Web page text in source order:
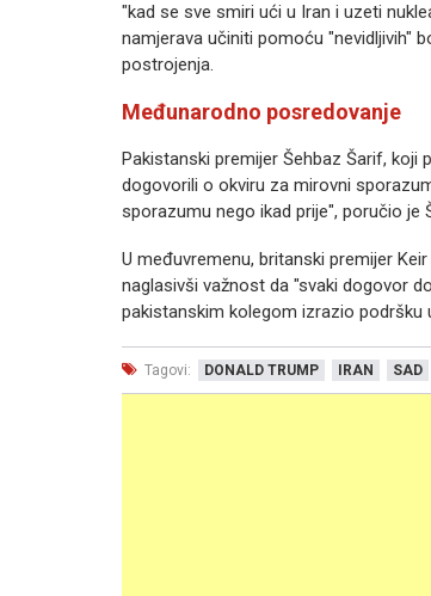
"kad se sve smiri ući u Iran i uzeti
namjerava učiniti pomoću "nevidljivih"
postrojenja.
Međunarodno posredovanje
Pakistanski premijer Šehbaz Šarif, koji
dogovorili o okviru za mirovni
sporazumu nego ikad prije", poručio je
U međuvremenu, britanski premijer
naglasivši važnost da "svaki dogovor
pakistanskim kolegom izrazio podršku
Tagovi: DONALD TRUMP IRAN SAD